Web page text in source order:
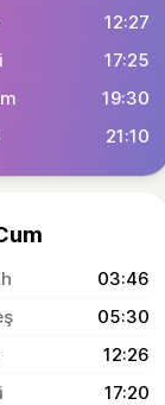
12:27
17:25
19:30
21:10
03:46
05:30
12:26
17:20